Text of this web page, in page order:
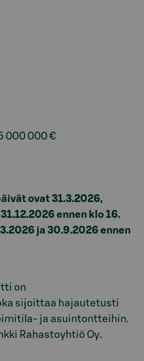
000 000 €
ovat 31.3.2026,
ennen klo 16.
ja 30.9.2026ennen
on
sijoittaa hajautetusti
ja asuintontteihin.
Rahastoyhtiö Oy.